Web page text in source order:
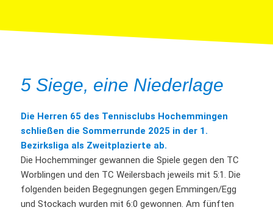
5 Siege, eine Niederlage
Die Herren 65 des Tennisclubs Hochemmingen
schließen die Sommerrunde 2025 in der 1.
Bezirksliga als Zweitplazierte ab.
Die Hochemminger gewannen die Spiele gegen den TC
Worblingen und den TC Weilersbach jeweils mit 5:1. Die
folgenden beiden Begegnungen gegen Emmingen/Egg
und Stockach wurden mit 6:0 gewonnen. Am fünften